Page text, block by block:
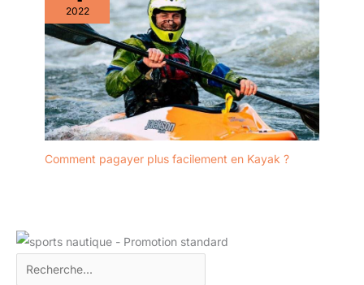
2022
Comment pagayer plus facilement en Kayak ?